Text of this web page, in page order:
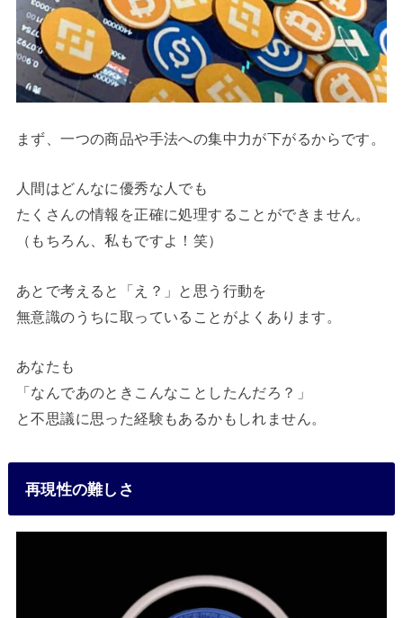
まず、一つの商品や手法への集中力が下がるからです。
人間はどんなに優秀な人でも
たくさんの情報を正確に処理することができません。
（もちろん、私もですよ！笑）
あとで考えると「え？」と思う行動を
無意識のうちに取っていることがよくあります。
あなたも
「なんであのときこんなことしたんだろ？」
と不思議に思った経験もあるかもしれません。
再現性の難しさ